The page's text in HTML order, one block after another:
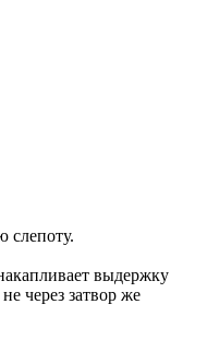
слепоту.
выдержку
через затвор же